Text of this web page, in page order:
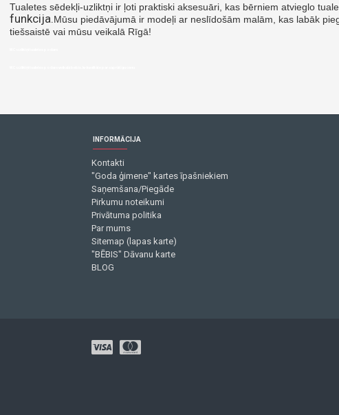
Tualetes sēdekļi-uzliktņi ir ļoti praktiski aksesuāri, kas bērniem atvieglo
funkcija.Mūsu piedāvājumā ir modeļi ar neslīdošām malām, kas labāk
tiešsaistē vai mūsu veikalā Rīgā!
INFORMĀCIJA
Kontakti
"Goda ģimene" kartes īpašniekiem
Saņemšana/Piegāde
Pirkumu noteikumi
Privātuma politika
Par mums
Sitemap (lapas karte)
"BĒBIS" Dāvanu karte
BLOG